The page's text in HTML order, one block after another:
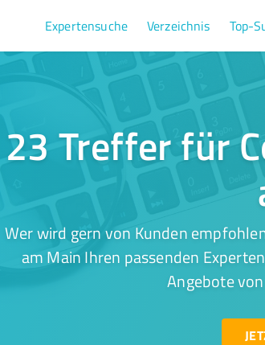
Expertensuche Verzeichnis Top-
23 Treffer für
Wer wird gern von Kunden
am Main Ihren passenden
Angebote